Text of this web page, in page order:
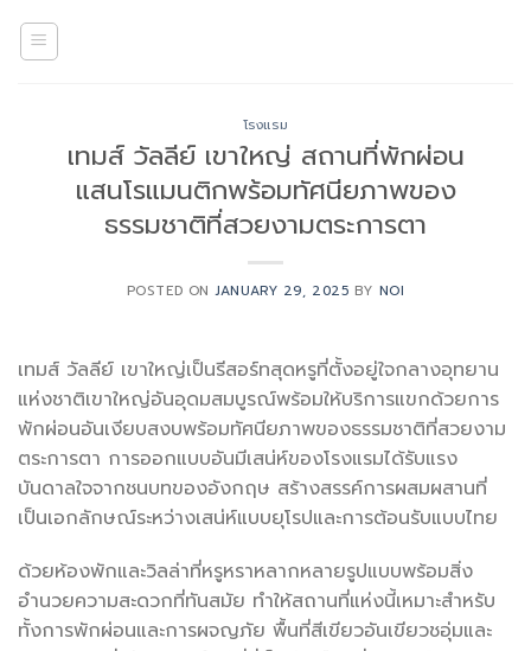
โรงแรม
เทมส์ วัลลีย์ เขาใหญ่ สถานที่พักผ่อน
แสนโรแมนติกพร้อมทัศนียภาพของ
ธรรมชาติที่สวยงามตระการตา
POSTED ONJANUARY 29, 2025 BY NOI
เทมส์ วัลลีย์ เขาใหญ่เป็นรีสอร์ทสุดหรูที่ตั้งอยู่ใจกลางอุทยาน
แห่งชาติเขาใหญ่อันอุดมสมบูรณ์พร้อมให้บริการแขกด้วยการ
พักผ่อนอันเงียบสงบพร้อมทัศนียภาพของธรรมชาติที่สวยงาม
ตระการตา การออกแบบอันมีเสน่ห์ของโรงแรมได้รับแรง
บันดาลใจจากชนบทของอังกฤษ สร้างสรรค์การผสมผสานที่
เป็นเอกลักษณ์ระหว่างเสน่ห์แบบยุโรปและการต้อนรับแบบไทย
ด้วยห้องพักและวิลล่าที่หรูหราหลากหลายรูปแบบพร้อมสิ่ง
อำนวยความสะดวกที่ทันสมัย ​​ทำให้สถานที่แห่งนี้เหมาะสำหรับ
ทั้งการพักผ่อนและการผจญภัย พื้นที่สีเขียวอันเขียวชอุ่มและ